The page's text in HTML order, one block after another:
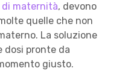
di maternità, devono
quelle che non
La soluzione
dosi pronte da
giusto.